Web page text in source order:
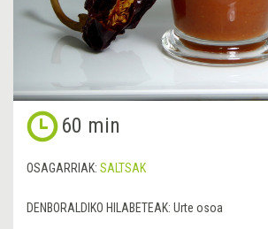
60 min
OSAGARRIAK: SALTSAK
DENBORALDIKO HILABETEAK: Urte osoa